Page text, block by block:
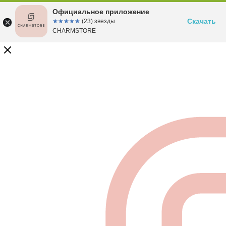
Официальное приложение
☆☆☆☆☆
★★★★★ (23) звезды
CHARMSTORE
Скачать